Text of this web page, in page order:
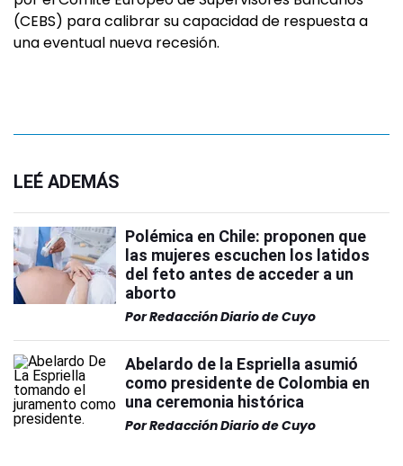
(CEBS) para calibrar su capacidad de respuesta a
una eventual nueva recesión.
LEÉ ADEMÁS
Polémica en Chile: proponen que
las mujeres escuchen los latidos
del feto antes de acceder a un
aborto
PorRedacción Diario de Cuyo
Abelardo de la Espriella asumió
como presidente de Colombia en
una ceremonia histórica
PorRedacción Diario de Cuyo